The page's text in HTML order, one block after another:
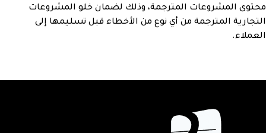
محتوى المشروعات المترجمة، وذلك لضمان خلو المشروعات
التجارية المترجمة من أي نوع من الأخطاء قبل تسليمها إلى
العملاء.